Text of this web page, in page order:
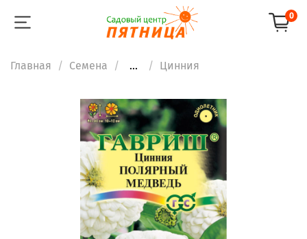
0
Главная Семена ... Цинния